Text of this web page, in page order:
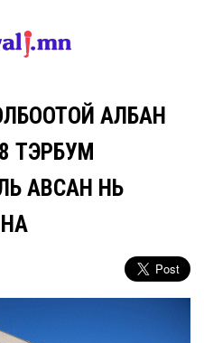
АЛБАН
ТЭРБУМ
АВСАН НЬ